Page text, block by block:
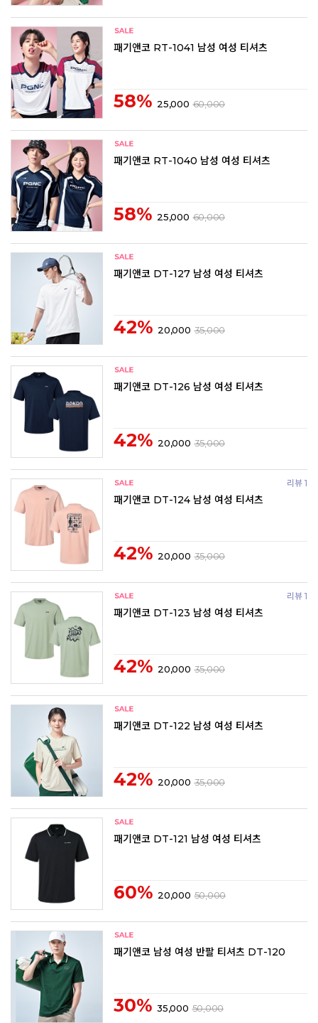
패기앤코 RT-1041 남성 여성 티셔츠
58% 25,000 60,000
패기앤코 RT-1040 남성 여성 티셔츠
58% 25,000 60,000
패기앤코 DT-127 남성 여성 티셔츠
42% 20,000 35,000
패기앤코 DT-126 남성 여성 티셔츠
42% 20,000 35,000
리뷰 1
패기앤코 DT-124 남성 여성 티셔츠
42% 20,000 35,000
리뷰 1
패기앤코 DT-123 남성 여성 티셔츠
42% 20,000 35,000
패기앤코 DT-122 남성 여성 티셔츠
42% 20,000 35,000
패기앤코 DT-121 남성 여성 티셔츠
60% 20,000 50,000
패기앤코 남성 여성 반팔 티셔츠 DT-120
30% 35,000 50,000